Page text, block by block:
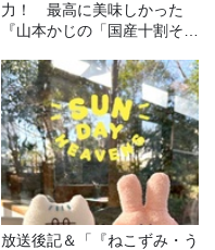
力！ 最高に美味しかった
『山本かじの「国産十割そ
種食べ比べ】
放送後記＆「『ねこずみ・う